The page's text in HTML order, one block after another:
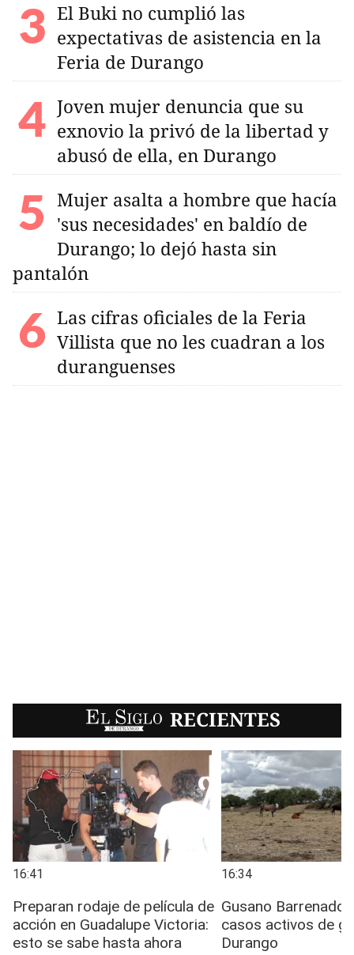
El Buki no cumplió las
expectativas de asistencia en la
Feria de Durango
Joven mujer denuncia que su
exnovio la privó de la libertad y
abusó de ella, en Durango
Mujer asalta a hombre que hacía
'sus necesidades' en baldío de
Durango; lo dejó hasta sin
pantalón
Las cifras oficiales de la Feria
Villista que no les cuadran a los
duranguenses
EL SIGLO RECIENTES